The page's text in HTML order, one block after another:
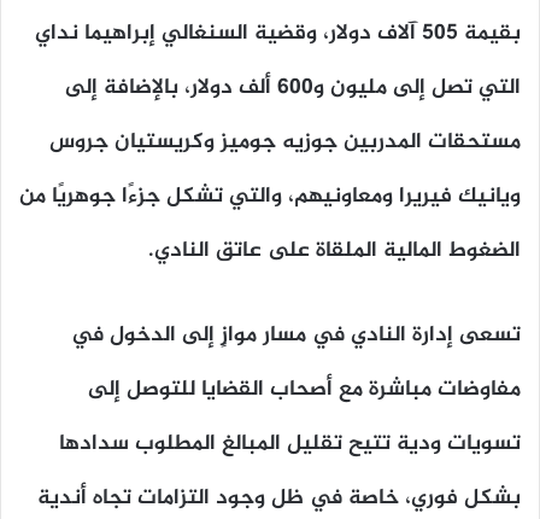
بقيمة 505 آلاف دولار، وقضية السنغالي إبراهيما نداي
التي تصل إلى مليون و600 ألف دولار، بالإضافة إلى
مستحقات المدربين جوزيه جوميز وكريستيان جروس
ويانيك فيريرا ومعاونيهم، والتي تشكل جزءًا جوهريًا من
الضغوط المالية الملقاة على عاتق النادي.
تسعى إدارة النادي في مسار موازٍ إلى الدخول في
مفاوضات مباشرة مع أصحاب القضايا للتوصل إلى
تسويات ودية تتيح تقليل المبالغ المطلوب سدادها
بشكل فوري، خاصة في ظل وجود التزامات تجاه أندية